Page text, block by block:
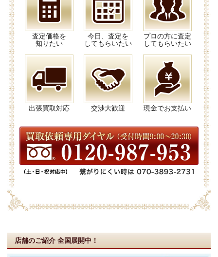
査定価格を
知りたい
今日、査定を
してもらいたい
プロの方に査定
してもらいたい
出張買取対応 交渉大歓迎 現金でお支払い
店舗のご紹介 全国展開中！